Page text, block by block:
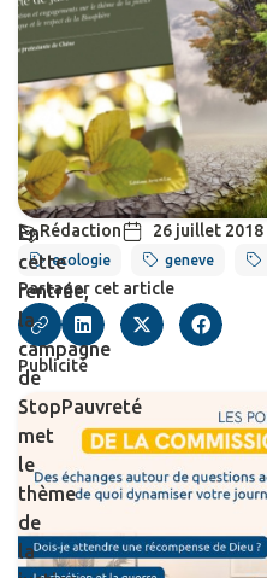
Rédaction 26 juillet 2018
ecologie geneve
Partager cet article
Publicité
En
cette
rentrée,
la
campagne
de
StopPauvreté
met
le
thème
de
la